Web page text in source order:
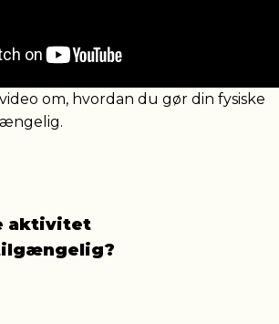
om, hvordan du gør din fysiske
aktivitet